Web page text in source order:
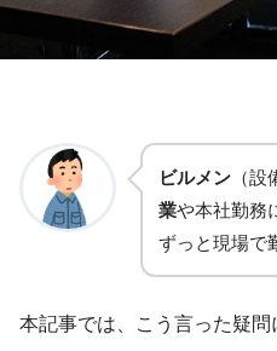
ビルメン （
業や本社勤務
ずっと現場で
本記事では、こう言った疑問